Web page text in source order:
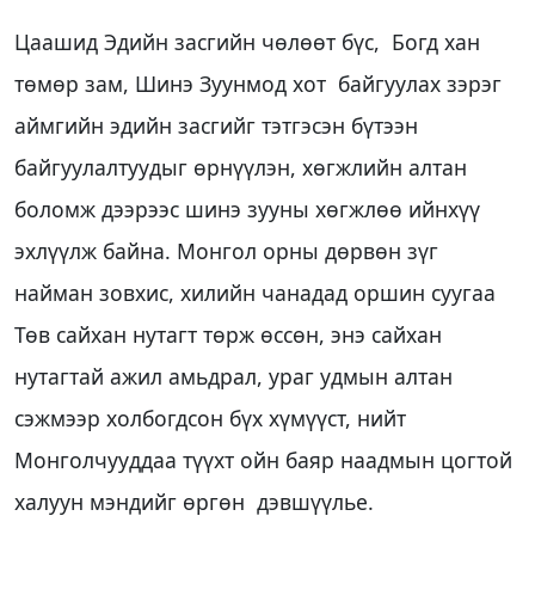
Цаашид Эдийн засгийн чөлөөт бүс, Богд хан
төмөр зам, Шинэ Зуунмод хот байгуулах зэрэг
аймгийн эдийн засгийг тэтгэсэн бүтээн
байгуулалтуудыг өрнүүлэн, хөгжлийн алтан
боломж дээрээс шинэ зууны хөгжлөө ийнхүү
эхлүүлж байна. Монгол орны дөрвөн зүг
найман зовхис, хилийн чанадад оршин суугаа
Төв сайхан нутагт төрж өссөн, энэ сайхан
нутагтай ажил амьдрал, ураг удмын алтан
сэжмээр холбогдсон бүх хүмүүст, нийт
Монголчууддаа түүхт ойн баяр наадмын цогтой
халуун мэндийг өргөн дэвшүүлье.